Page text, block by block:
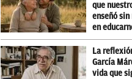
que
enseñó
en
La
García
vida que